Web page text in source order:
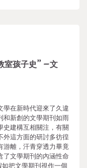
室孩子史” –文
學在新時代迎來了久違
和新創的文學期刊如雨
史建構互相關注，有關
外這方面的研討多彷徨
游離，汗青穿透力畢竟
了文學期刊的內涵性命
把文學期刊視作一個